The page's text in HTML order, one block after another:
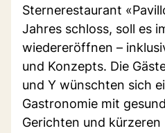
Sternerestaurant
Jahres schloss, soll es
wiedereröffnen –
und Konzepts. Die
und Y wünschten sich
Gastronomie mit
Gerichten und